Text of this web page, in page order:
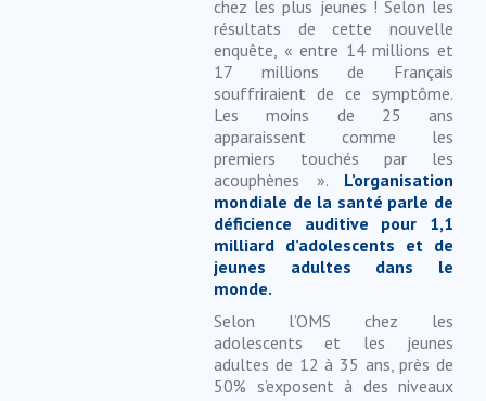
chez les plus jeunes ! Selon les
résultats de cette nouvelle
enquête, « entre 14 millions et
17 millions de Français
souffriraient de ce symptôme.
Les moins de 25 ans
apparaissent comme les
premiers touchés par les
acouphènes ». L’organisation
mondiale de la santé parle de
déficience auditive pour 1,1
milliard d’adolescents et de
jeunes adultes dans le
monde.
Selon l’OMS chez les
adolescents et les jeunes
adultes de 12 à 35 ans, près de
50% s’exposent à des niveaux